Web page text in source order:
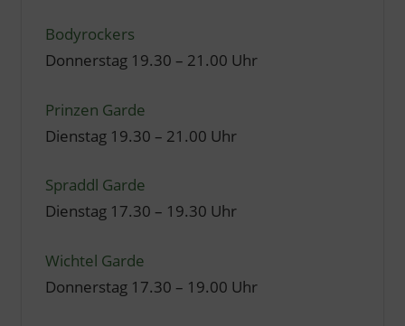
Bodyrockers
Donnerstag 19.30 – 21.00 Uhr
Prinzen Garde
Dienstag 19.30 – 21.00 Uhr
Spraddl Garde
Dienstag 17.30 – 19.30 Uhr
Wichtel Garde
Donnerstag 17.30 – 19.00 Uhr